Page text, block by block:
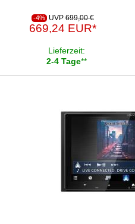
für Oldsmobile
für Peugeot
für Pontiac
-4% UVP 699,00 €
669,24 EUR*
Lieferzeit:
2-4 Tage**